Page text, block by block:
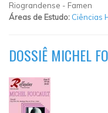
Riograndense - Famen
Áreas de Estudo: Ciências
DOSSIÊ MICHEL